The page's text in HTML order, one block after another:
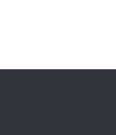
în timpul celor mai